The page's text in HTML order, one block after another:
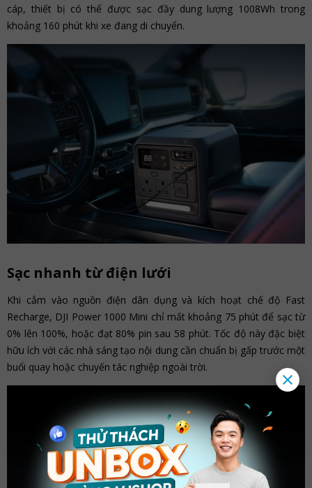
cáp, thiết bị có thể được sạc đầy dung lượng 1008Wh trong
khoảng 160 phút khi xe đang di chuyển.
Sạc nhanh từ điện lưới
Khi cắm vào nguồn điện dân dụng và kích hoạt chế độ Fast
Recharge, DJI Power 1000 Mini chỉ mất khoảng 75 phút để sạc từ
0% lên 100%, hoặc đạt 80% pin sau 58 phút. Tốc độ này đặc biệt
hữu ích với các nhà sáng tạo nội dung cần chuẩn bị gấp trước một
buổi quay hoặc chuyến tác nghiệp ngoài trời.